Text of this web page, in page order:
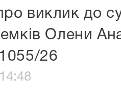
виклик до
Олени
26